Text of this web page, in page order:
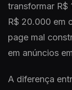
transformar R$
R$ 20.000 em
page mal
em anúncios
A diferença